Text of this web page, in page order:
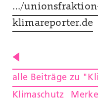
…/
klimareporter.de
alle Beiträge zu
Klimaschutz